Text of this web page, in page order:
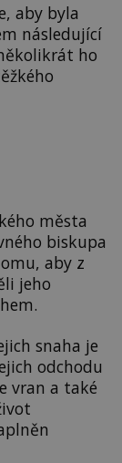
aby byla
následující
ho
města
biskupa
aby z
jeho
snaha je
odchodu
vran a také